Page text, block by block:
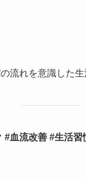
流れを意識した
血流改善 #生活習